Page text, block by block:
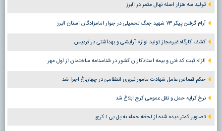
تولید سه هزار اصله نهال مثمر در البرز
آرام گرفتن پیکر ۷۳ شهید جنگ تحمیلی در جوار امامزادگان استان البرز
کشف کارگاه غیرمجاز تولید لوازم آرایشی و بهداشتی در فردیس
الزام ثبت کد فنی و بیمه استادکاران کشور در شناسنامه ساختمان از اول مهر
حکم قصاص عامل شهادت مامور نیروی انتظامی در چهارباغ اجرا شد
نرخ کرایه حمل و نقل عمومی کرج ابلاغ شد
تصاویر کمتر دیده شده از لحظه حمله به پل بی ۱ کرج